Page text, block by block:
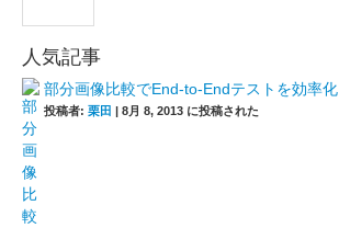
人気記事
部分画像比較でEnd-to-Endテストを効率化
投稿者: 栗田 8月 8, 2013 に投稿された